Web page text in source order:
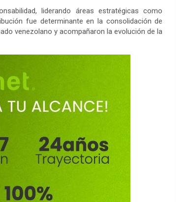
liderando áreas estratégicas como
fue determinante en la consolidación de
venezolano y acompañaron la evolución de la